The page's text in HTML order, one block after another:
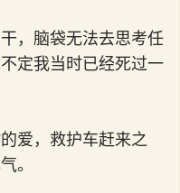
，脑袋无法去思考任
定我当时已经死过一
爱，救护车赶来之
。